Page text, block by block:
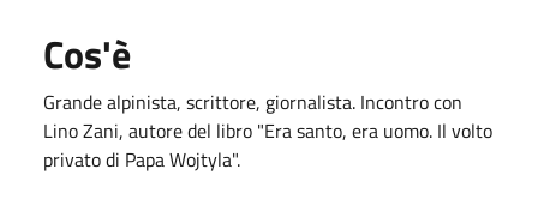
Cos'è
Grande alpinista, scrittore, giornalista. Incontro con
Lino Zani, autore del libro "Era santo, era uomo. Il volto
privato di Papa Wojtyla".